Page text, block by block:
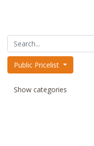
Public Pricelist
Show categories